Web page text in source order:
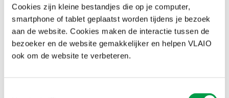
Cookies zijn kleine bestandjes die op je computer,
smartphone of tablet geplaatst worden tijdens je bezoek
aan de website. Cookies maken de interactie tussen de
bezoeker en de website gemakkelijker en helpen VLAIO
ook om de website te verbeteren.
Uitstel of vrijstelling van betaling van sociale
bijdragen voor zelfstandigen
Ben je zelfstandige in hoofd-of bijberoep en kamp je met
betalingsmoeilijkheden, dan kan je in bepaalde situaties een uitstel
of vrijstelling van betaling van sociale bijdragen vragen. Dit kan als